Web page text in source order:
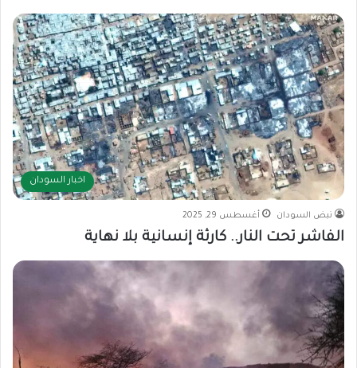
اخبار السودان
نبض السودان أغسطس 29, 2025
الفاشر تحت النار.. كارثة إنسانية بلا نهاية